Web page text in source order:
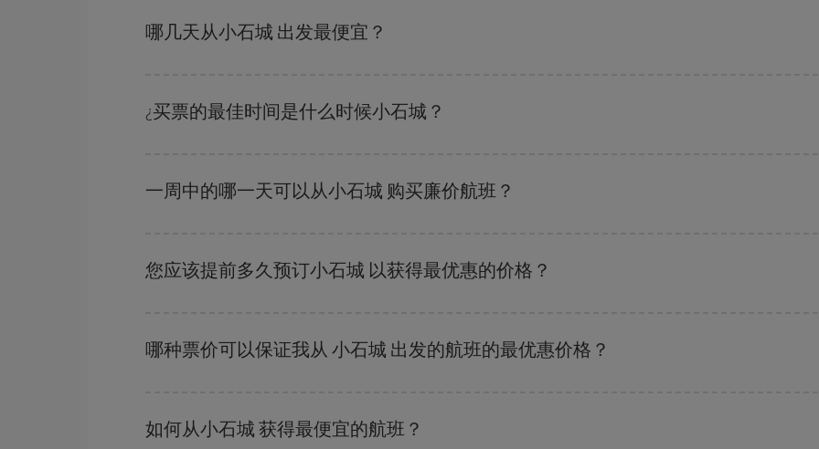
哪几天从小石城 出发最便宜？
附近几天的航班 （包括去程和回程），以便找到最优惠的航班。 此外，您还可以查看我们每天提供的不同航班选项：有些
¿买票的最佳时间是什么时候小石城？
越早购买越便宜。
一周中的哪一天可以从小石城 购买廉价航班？
的价格。
您应该提前多久预订小石城 以获得最优惠的价格？
哪种票价可以保证我从 小石城 出发的航班的最优惠价格？
如何从小石城 获得最便宜的航班？